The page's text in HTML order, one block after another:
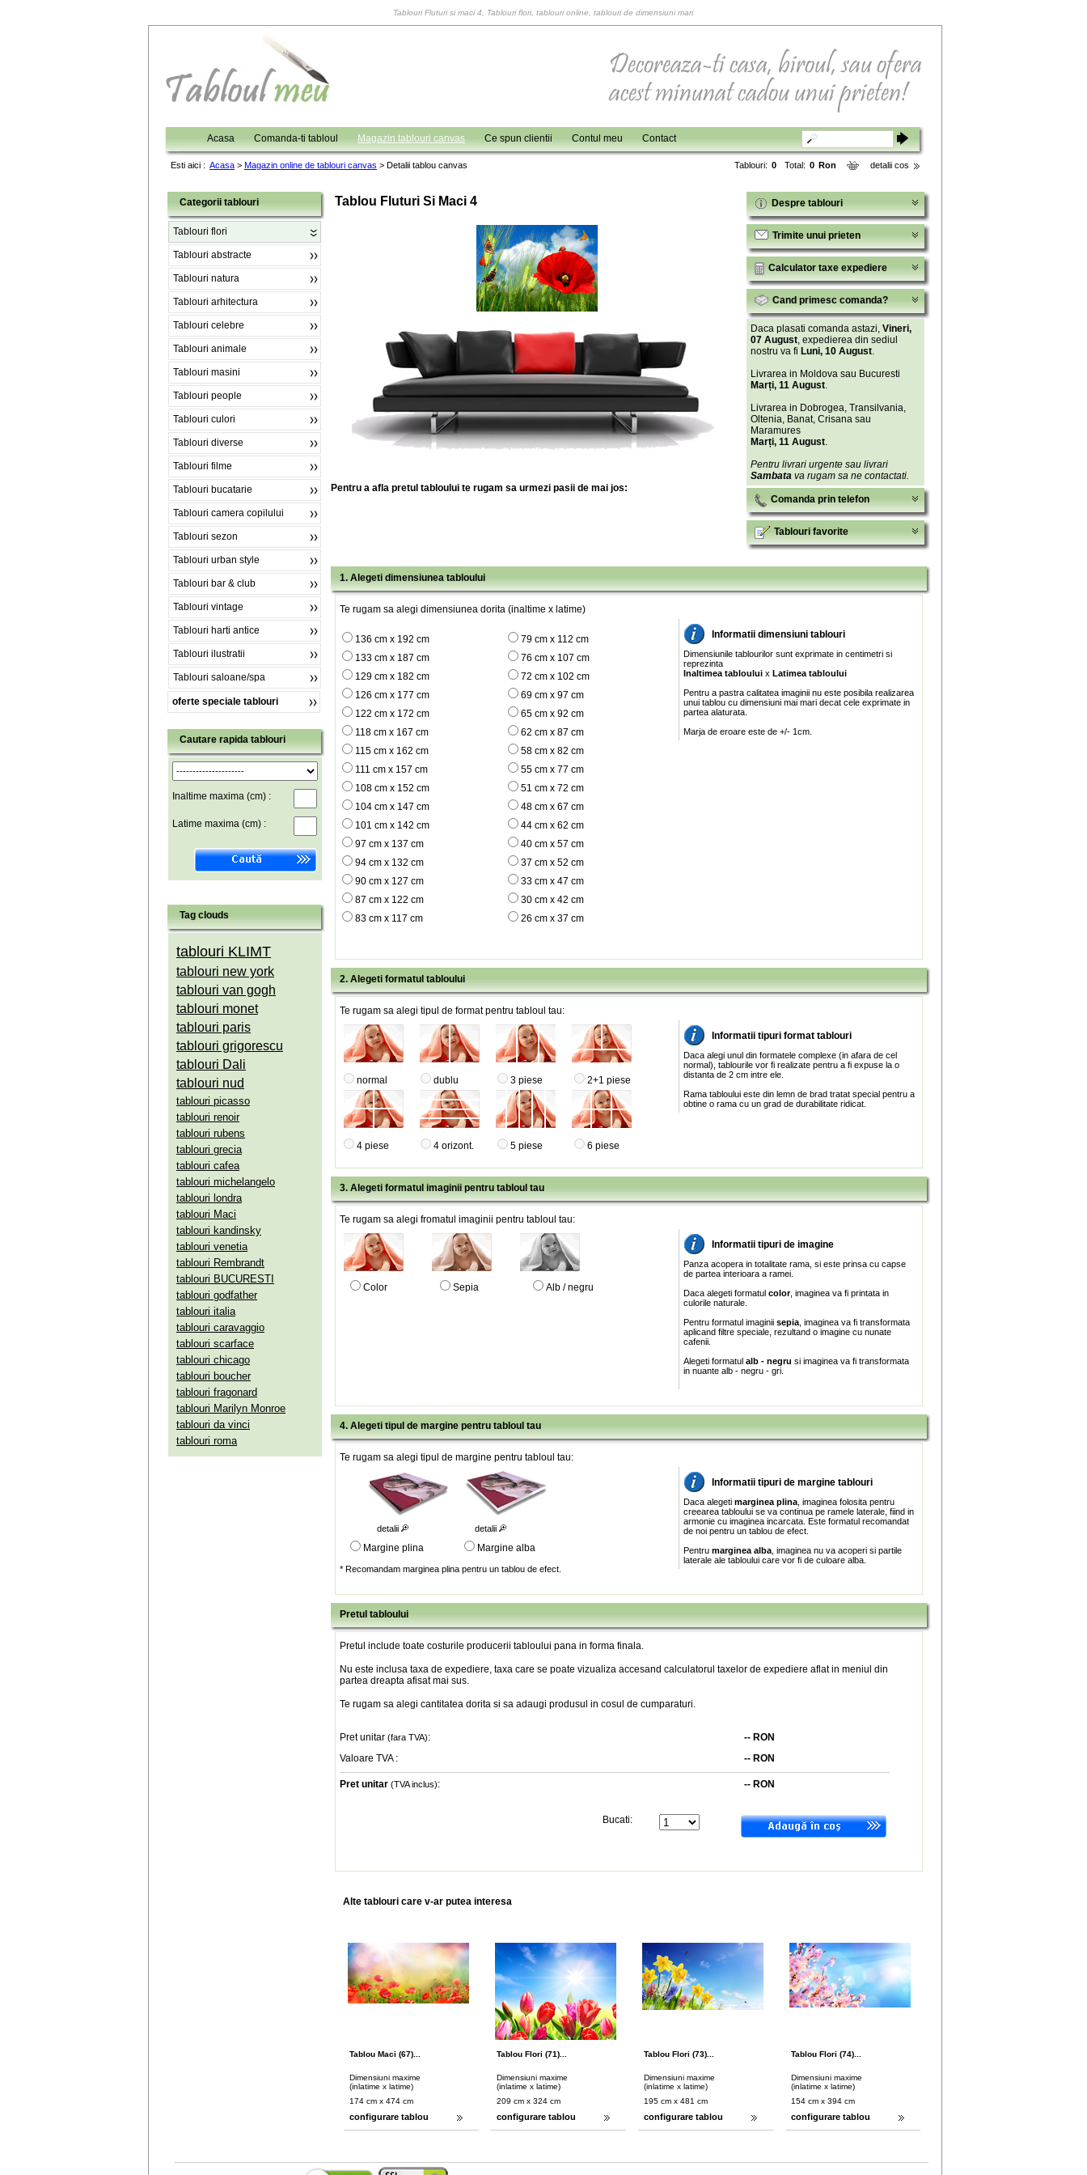
Tablouri Fluturi si maci 4, Tablouri flori, tablouri online, tablouri de dimensiuni mari
Acasa Comanda-ti tabloul Magazin tablouri canvas Ce spun clientii Contul meu Contact
Esti aici : Acasa > Magazin online de tablouri canvas > Detalii tablou canvas detalii cos
Tablouri: 0 Total: 0 Ron
Categorii tablouri
Tablouri flori
Tablouri abstracte
Tablouri natura
Tablouri arhitectura
Tablouri celebre
Tablouri animale
Tablouri masini
Tablouri people
Tablouri culori
Tablouri diverse
Tablouri filme
Tablouri bucatarie
Tablouri camera copilului
Tablouri sezon
Tablouri urban style
Tablouri bar & club
Tablouri vintage
Tablouri harti antice
Tablouri ilustratii
Tablouri saloane/spa
oferte speciale tablouri
Cautare rapida tablouri
Inaltime maxima (cm) :
Latime maxima (cm) :
Tag clouds
tablouri KLIMT
tablouri new york
tablouri van gogh
tablouri monet
tablouri paris
tablouri grigorescu
tablouri Dali
tablouri nud
tablouri picasso
tablouri renoir
tablouri rubens
tablouri grecia
tablouri cafea
tablouri michelangelo
tablouri londra
tablouri Maci
tablouri kandinsky
tablouri venetia
tablouri Rembrandt
tablouri BUCURESTI
tablouri godfather
tablouri italia
tablouri caravaggio
tablouri scarface
tablouri chicago
tablouri boucher
tablouri fragonard
tablouri Marilyn Monroe
tablouri da vinci
tablouri roma
Tablou Fluturi Si Maci 4 Despre tablouri
Trimite unui prieten
Calculator taxe expediere
Cand primesc comanda?
Daca plasati comanda astazi, Vineri,
07 August, expedierea din sediul
nostru va fi Luni, 10 August.
Livrarea in Moldova sau Bucuresti
Marți, 11 August.
Livrarea in Dobrogea, Transilvania,
Oltenia, Banat, Crisana sau
Maramures
Marți, 11 August.
Pentru livrari urgente sau livrari
Sambata va rugam sa ne contactati.
Comanda prin telefon
Tablouri favorite
Pentru a afla pretul tabloului te rugam sa urmezi pasii de mai jos:
1. Alegeti dimensiunea tabloului
Te rugam sa alegi dimensiunea dorita (inaltime x latime)
136 cm x 192 cm
79 cm x 112 cm
133 cm x 187 cm
76 cm x 107 cm
129 cm x 182 cm
72 cm x 102 cm
126 cm x 177 cm
69 cm x 97 cm
122 cm x 172 cm
65 cm x 92 cm
118 cm x 167 cm
62 cm x 87 cm
115 cm x 162 cm
58 cm x 82 cm
111 cm x 157 cm
55 cm x 77 cm
108 cm x 152 cm
51 cm x 72 cm
104 cm x 147 cm
48 cm x 67 cm
101 cm x 142 cm
44 cm x 62 cm
97 cm x 137 cm
40 cm x 57 cm
94 cm x 132 cm
37 cm x 52 cm
90 cm x 127 cm
33 cm x 47 cm
87 cm x 122 cm
30 cm x 42 cm
83 cm x 117 cm
26 cm x 37 cm
Informatii dimensiuni tablouri
Dimensiunile tablourilor sunt exprimate in centimetri si
reprezinta
Inaltimea tabloului x Latimea tabloului
Pentru a pastra calitatea imaginii nu este posibila realizarea
unui tablou cu dimensiuni mai mari decat cele exprimate in
partea alaturata.
Marja de eroare este de +/- 1cm.
2. Alegeti formatul tabloului
Te rugam sa alegi tipul de format pentru tabloul tau:
normal dublu 3 piese 2+1 piese
Informatii tipuri format tablouri
Daca alegi unul din formatele complexe (in afara de cel
normal), tablourile vor fi realizate pentru a fi expuse la o
distanta de 2 cm intre ele.
Rama tabloului este din lemn de brad tratat special pentru a
obtine o rama cu un grad de durabilitate ridicat.
4 piese 4 orizont. 5 piese 6 piese
3. Alegeti formatul imaginii pentru tabloul tau
Te rugam sa alegi fromatul imaginii pentru tabloul tau:
Color Sepia Alb / negru
Informatii tipuri de imagine
Panza acopera in totalitate rama, si este prinsa cu capse
de partea interioara a ramei.
Daca alegeti formatul color, imaginea va fi printata in
culorile naturale.
Pentru formatul imaginii sepia , imaginea va fi transformata
aplicand filtre speciale, rezultand o imagine cu nunate
cafenii.
Alegeti formatul alb - negru si imaginea va fi transformata
in nuante alb - negru - gri.
4. Alegeti tipul de margine pentru tabloul tau
Te rugam sa alegi tipul de margine pentru tabloul tau:
detalii detalii
Margine plina Margine alba
* Recomandam marginea plina pentru un tablou de efect.
Informatii tipuri de margine tablouri
Daca alegeti marginea plina , imaginea folosita pentru
creearea tabloului se va continua pe ramele laterale, fiind in
armonie cu imaginea incarcata. Este formatul recomandat
de noi pentru un tablou de efect.
Pentru marginea alba , imaginea nu va acoperi si partile
laterale ale tabloului care vor fi de culoare alba.
Pretul tabloului
Pretul include toate costurile producerii tabloului pana in forma finala.
Nu este inclusa taxa de expediere, taxa care se poate vizualiza accesand calculatorul taxelor de expediere aflat in meniul din
partea dreapta afisat mai sus.
Te rugam sa alegi cantitatea dorita si sa adaugi produsul in cosul de cumparaturi.
Pret unitar (fara TVA): -- RON
Valoare TVA : -- RON
Pret unitar (TVA inclus): -- RON
Bucati:
Alte tablouri care v-ar putea interesa
Tablou Maci (67)...
Dimensiuni maxime
(inlatime x latime)
174 cm x 474 cm
configurare tablou
Tablou Flori (71)...
Dimensiuni maxime
(inlatime x latime)
209 cm x 324 cm
configurare tablou
Tablou Flori (73)...
Dimensiuni maxime
(inlatime x latime)
195 cm x 481 cm
configurare tablou
Tablou Flori (74)...
Dimensiuni maxime
(inlatime x latime)
154 cm x 394 cm
configurare tablou